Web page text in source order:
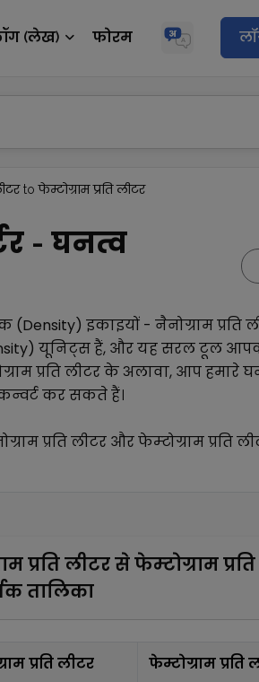
(लेख) फोरम
to फेम्टोग्राम प्रति लीटर
- घनत्व
(Density) इकाइयों - नैनोग्राम प्रति
यूनिट्स हैं, और यह सरल टूल
प्रति लीटरके अलावा, आप हमारे
कर सकते हैं।
प्रति लीटर औरफेम्टोग्राम प्रति
प्रति लीटरसेफेम्टोग्राम
तालिका
प्रति लीटर फेम्टोग्राम प्रति